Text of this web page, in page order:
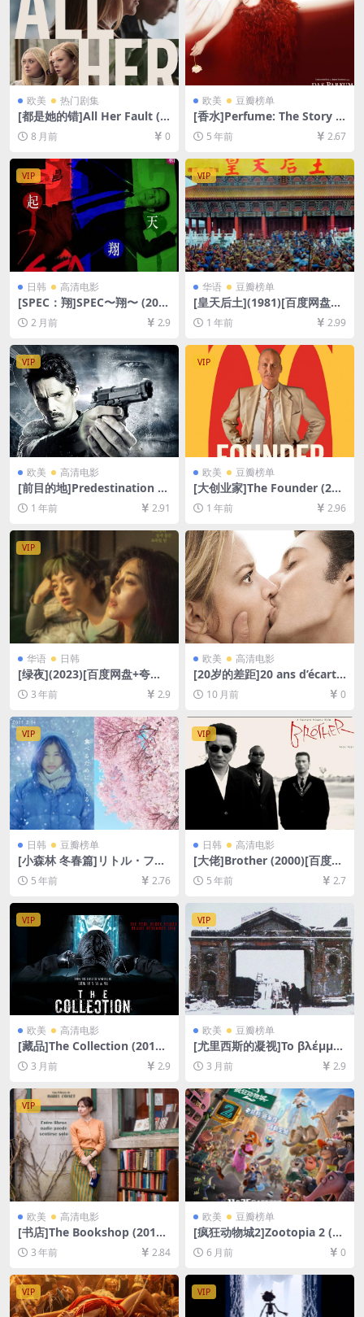
欧美 热门剧集
[都是她的错]All Her Fault (2
025)[百度网盘+夸克网盘1080
P超清未删减资源][网盘在线播
放/下载][MP4/29GB][中英字
幕]
8 月前 0
欧美 豆瓣榜单
[香水]Perfume: The Story o
f a Murderer (2006)[百度网
盘+迅雷云盘资源1080P超清]
[MP4/9.1GB][中英字幕]【视
频文件+防和谐压缩包（含解
压密码）】
5 年前 2.67
VIP
日韩 高清电影
[SPEC：翔]SPEC〜翔〜 (201
2)[百度网盘+夸克网盘1080P
超清未删减资源][网盘在线播
幕]
2 月前 2.9
VIP
华语 豆瓣榜单
[皇天后土](1981)[百度网盘
+夸克网盘1080P超清未删减
资源][网盘在线播放/下载][MP
1 年前 2.99
VIP
欧美 高清电影
[前目的地]Predestination (2
014)[百度网盘+夸克网盘1080
P超清未删减资源][网盘在线播
放/下载][MP4/6.4GB][中英字
幕]
1 年前 2.91
VIP
欧美 豆瓣榜单
[大创业家]The Founder (201
6)[百度网盘+夸克网盘1080P
超清未删减资源][网盘在线播
放/下载][MP4/7.4GB][中英字
幕]
1 年前 2.96
VIP
华语 日韩
[绿夜](2023)[百度网盘+夸克
网盘1080P超清未删减资源]
[网盘在线播放/下载][MP4/4G
B][中文字幕]
3 年前 2.9
欧美 高清电影
[20岁的差距]20 ans d’écart
(2013)[百度网盘+夸克网盘10
80P超清未删减资源][网盘在
线播放/下载][MP4/7.3GB][中
文字幕]
10 月前 0
VIP
日韩 豆瓣榜单
[小森林 冬春篇]リトル・フォ
レスト 冬・春 (2015)[百度网
盘+迅雷云盘资源1080P超清
字]
5 年前 2.76
VIP
日韩 高清电影
[大佬]Brother (2000)[百度网
盘+迅雷云盘资源1080P超清
未删减][MP4/7.0GB][中英字
5 年前 2.7
VIP
欧美 高清电影
[藏品]The Collection (2012)
[百度网盘+夸克网盘1080P超
清未删减资源][网盘在线播放/
下载][MP4/5.3GB][中英字幕]
3 月前 2.9
VIP
欧美 豆瓣榜单
[尤里西斯的凝视]Το βλέμμα
του Οδυσσέα (1995)[百度网
盘+夸克网盘1080P高清未删
减资源][网盘在线播放/下载]
[MP4/7.5GB][中文字幕]
3 月前 2.9
VIP
欧美 高清电影
[书店]The Bookshop (2017)
[百度网盘+夸克网盘1080P超
清未删减资源][网盘在线播放/
下载][MP4/7.1GB][中英字幕]
3 年前 2.84
欧美 豆瓣榜单
[疯狂动物城2]Zootopia 2 (20
25)[百度网盘+夸克网盘1080P
超清未删减资源][网盘在线播
放/下载][MP4/9.8GB][中英字
幕]
6 月前 0
VIP VIP